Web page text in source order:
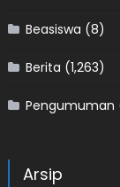
Beasiswa (8)
Berita (1,263)
Pengumuman
Arsip